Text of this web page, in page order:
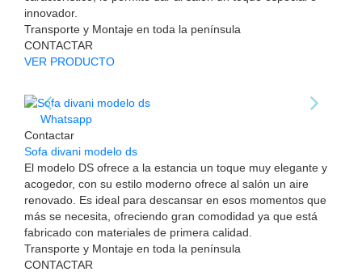
innovador.
Transporte y Montaje en toda la península
CONTACTAR
VER PRODUCTO
Whatsapp
Contactar
Sofa divani modelo ds
El modelo DS ofrece a la estancia un toque muy elegante y
acogedor, con su estilo moderno ofrece al salón un aire
renovado. Es ideal para descansar en esos momentos que
más se necesita, ofreciendo gran comodidad ya que está
fabricado con materiales de primera calidad.
Transporte y Montaje en toda la península
CONTACTAR